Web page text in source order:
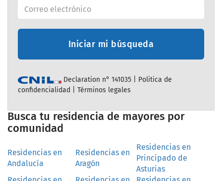
Iniciar mi búsqueda
Declaration n° 141035 | Politica de
confidencialidad
Términos legales
Busca tu residencia de mayores por
comunidad
Residencias en
Andalucía
Residencias en
Aragón
Residencias en
Principado de
Asturias